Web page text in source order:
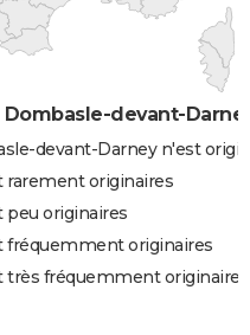
devant-
devant-Darney n'est
rarement originaires
originaires
fréquemment originaires
fréquemment originaires